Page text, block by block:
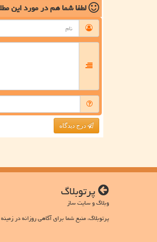
لطفا شما همدر مورد این
درج دیدگاه
پرتوبلاگ
وبلاگ و سایت ساز
پرتوبلاگ، منبع شما برای آگاهی روزانه در